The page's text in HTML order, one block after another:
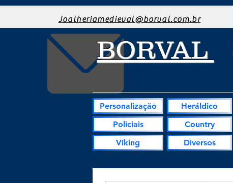
Joalheriamedieval@borval.com.br
BORVAL
Personalização
Policiais
Viking
Heráldico
Country
Diversos